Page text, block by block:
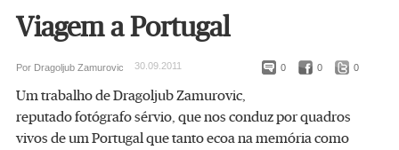
Viagem a Portugal
0 0 0
Por Dragoljub Zamurovic 30.09.2011
Um trabalho de Dragoljub Zamurovic,
reputado fotógrafo sérvio, que nos conduz por quadros
vivos de um Portugal que tanto ecoa na memória como